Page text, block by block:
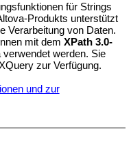
für Strings
Produkts unterstützt
Verarbeitung von Daten.
mit dem XPath 3.0-
werden. Sie
zur Verfügung.
und zur